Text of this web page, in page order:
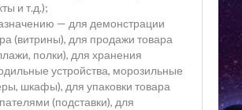
и т.д.);
— для демонстрации
(витрины), для продажи товара
полки), для хранения
устройства, морозильные
шкафы), для упаковки товара
(подставки), для